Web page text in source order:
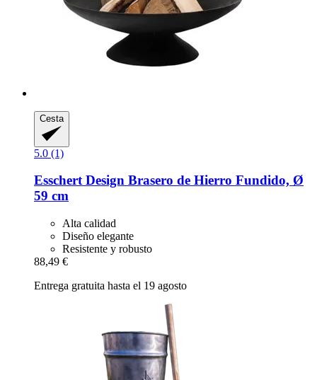
Cesta
5.0 (1)
Esschert Design Brasero de Hierro Fundido, Ø
59 cm
Alta calidad
Diseño elegante
Resistente y robusto
88,49 €
Entrega gratuita hasta el 19 agosto